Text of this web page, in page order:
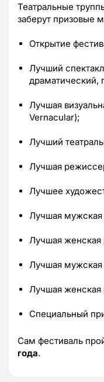
Театральные
заберут призовые
Открытие
Лучший
драматический,
Лучшая
Vernacular);
Лучший
Лучшая
Лучшее
Лучшая мужская
Лучшая женская
Лучшая мужская
Лучшая женская
Специальный
Сам фестиваль
года.